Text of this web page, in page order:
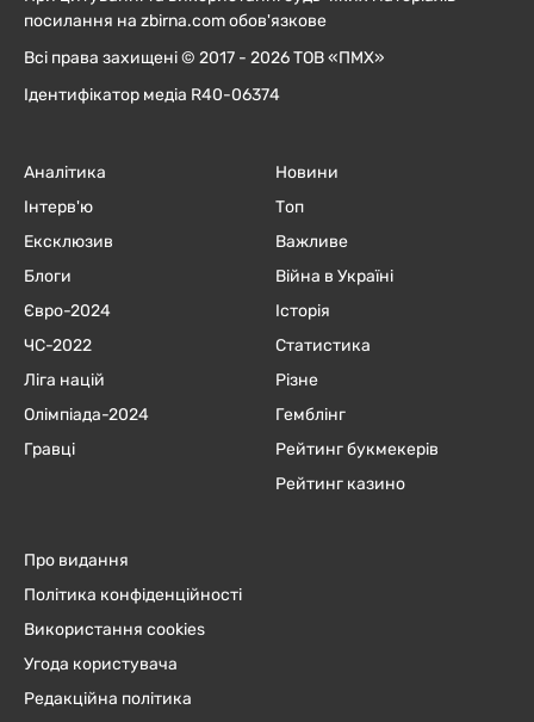
посилання на zbirna.com обов'язкове
Всі права захищені © 2017 - 2026 ТОВ «ПМХ»
Ідентифікатор медіа R40-06374
Аналітика
Інтерв'ю
Ексклюзив
Блоги
Євро-2024
ЧC-2022
Ліга націй
Олімпіада-2024
Гравці
Новини
Топ
Важливе
Війна в Україні
Історія
Статистика
Різне
Гемблінг
Рейтинг букмекерів
Рейтинг казино
Про видання
Політика конфіденційності
Використання cookies
Угода користувача
Редакційна політика